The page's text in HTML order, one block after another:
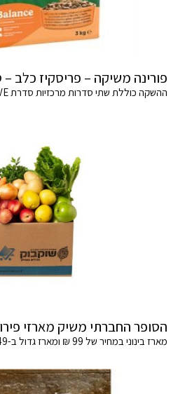
פורינה משיקה – פריסקיז כלב
ההשקה כוללת שתי סדרות מרכזיות סדרת ACTIVE וסדרת BALANCE
הסופר החברתי משיק מארזי
מארז בינוני במחיר של 99 ₪ ומארז גדול ב-149 ₪.